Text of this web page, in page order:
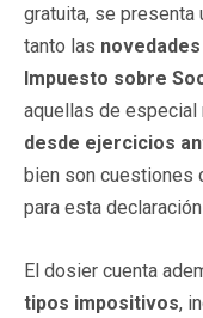
gratuita, se presenta
tanto las novedades
Impuesto sobre
aquellas de especial
desde ejercicios
bien son cuestiones
para esta
El dosier cuenta
tipos impositivos,